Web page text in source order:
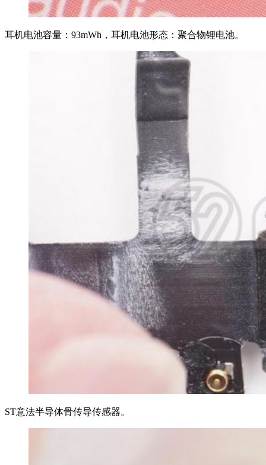
耳机电池容量：93mWh，耳机电池形态：聚合物锂电池。
ST意法半导体骨传导传感器。